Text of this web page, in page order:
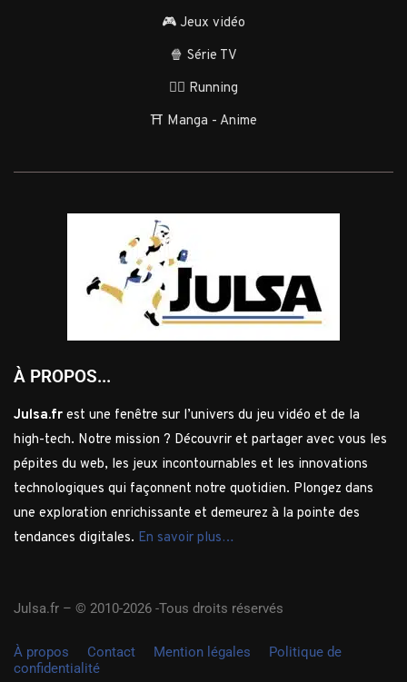
🎮 Jeux vidéo
🍿 Série TV
🏃‍♂️ Running
⛩️ Manga - Anime
À PROPOS...
Julsa.fr est une fenêtre sur l’univers du jeu vidéo et de la
high-tech. Notre mission ? Découvrir et partager avec vous les
pépites du web, les jeux incontournables et les innovations
technologiques qui façonnent notre quotidien. Plongez dans
une exploration enrichissante et demeurez à la pointe des
tendances digitales. En savoir plus…
Julsa.fr – © 2010-2026 -Tous droits réservés
À propos Contact Mention légales
Politique de
confidentialité